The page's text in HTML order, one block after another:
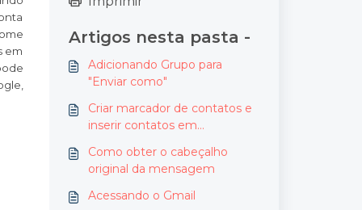
em
Artigos nesta pasta -
Adicionando Grupo para
"Enviar como"
Criar marcador de contatos e
inserir contatos em
Como obter o cabeçalho
original da mensagem
Acessando o Gmail